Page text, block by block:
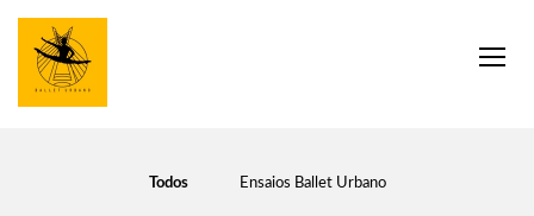
Todos Ensaios Ballet Urbano